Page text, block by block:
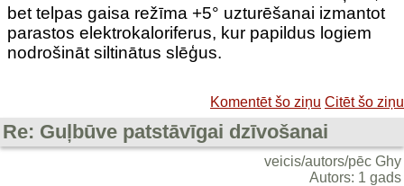
bet telpas gaisa režīma +5° uzturēšanai izmantot
parastos elektrokaloriferus, kur papildus logiem
nodrošināt siltinātus slēģus.
Komentēt šo ziņu Citēt šo ziņu
Re: Guļbūve patstāvīgai dzīvošanai
veicis/autors/pēc Ghy
Autors: 1 gads